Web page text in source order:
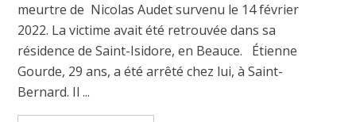
meurtre de Nicolas Audet survenu le 14 février
2022. La victime avait été retrouvée dans sa
résidence de Saint-Isidore, en Beauce. Étienne
Gourde, 29 ans, a été arrêté chez lui, à Saint-
Bernard. Il ...